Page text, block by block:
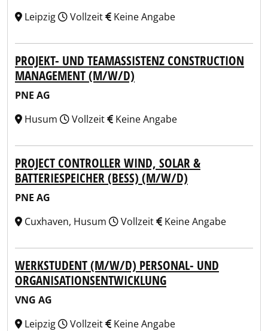
Leipzig
Vollzeit Keine Angabe
PROJEKT- UND TEAMASSISTENZ CONSTRUCTION
MANAGEMENT (M/W/D)
PNE AG
Husum
Vollzeit Keine Angabe
PROJECT CONTROLLER WIND, SOLAR &
BATTERIESPEICHER (BESS) (M/W/D)
PNE AG
Cuxhaven, Husum
Vollzeit Keine Angabe
WERKSTUDENT (M/W/D) PERSONAL- UND
ORGANISATIONSENTWICKLUNG
VNG AG
Leipzig
Vollzeit Keine Angabe